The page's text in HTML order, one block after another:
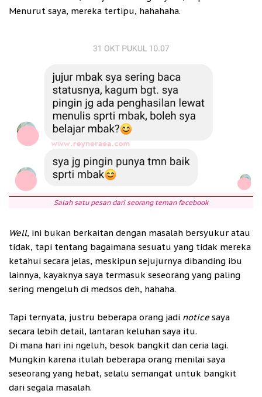
Menurut saya, mereka tertipu, hahahaha.
Salah satu pesan dari seorang teman facebook
Well, ini bukan berkaitan dengan masalah bersyukur atau
tidak, tapi tentang bagaimana sesuatu yang tidak mereka
ketahui secara jelas, meskipun sejujurnya dibanding ibu
lainnya, kayaknya saya termasuk seseorang yang paling
sering mengeluh di medsos deh, hahaha.
Tapi ternyata, justru beberapa orang jadi notice saya
secara lebih detail, lantaran keluhan saya itu.
Di mana hari ini ngeluh, besok bangkit dan ceria lagi.
Mungkin karena itulah beberapa orang menilai saya
seseorang yang hebat, selalu semangat untuk bangkit
dari segala masalah.